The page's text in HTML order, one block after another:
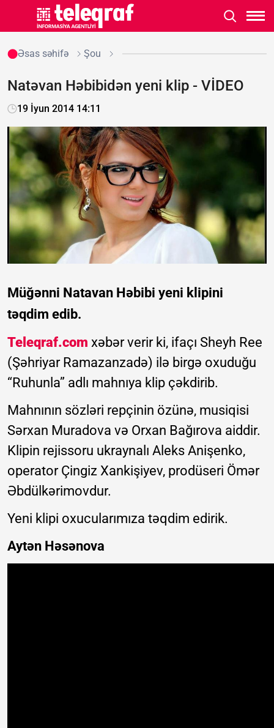
Əsas səhifə Şou
Natəvan Həbibidən yeni klip - VİDEO
19 İyun 2014 14:11
Müğənni Natavan Həbibi yeni klipini
təqdim edib.
Teleqraf.com xəbər verir ki, ifaçı Sheyh Ree
(Şəhriyar Ramazanzadə) ilə birgə oxuduğu
“Ruhunla” adlı mahnıya klip çəkdirib.
Mahnının sözləri repçinin özünə, musiqisi
Sərxan Muradova və Orxan Bağırova aiddir.
Klipin rejissoru ukraynalı Aleks Anişenko,
operator Çingiz Xankişiyev, prodüseri Ömər
Əbdülkərimovdur.
Yeni klipi oxucularımıza təqdim edirik.
Aytən Həsənova